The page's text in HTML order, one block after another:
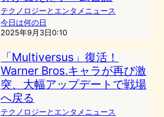
テクノロジーとエンタメニュース
今日は何の日
2025年9月3日0:10
「Multiversus」復活！
Warner Bros.キャラが再び激
突、大幅アップデートで戦場
へ戻る
テクノロジーとエンタメニュース